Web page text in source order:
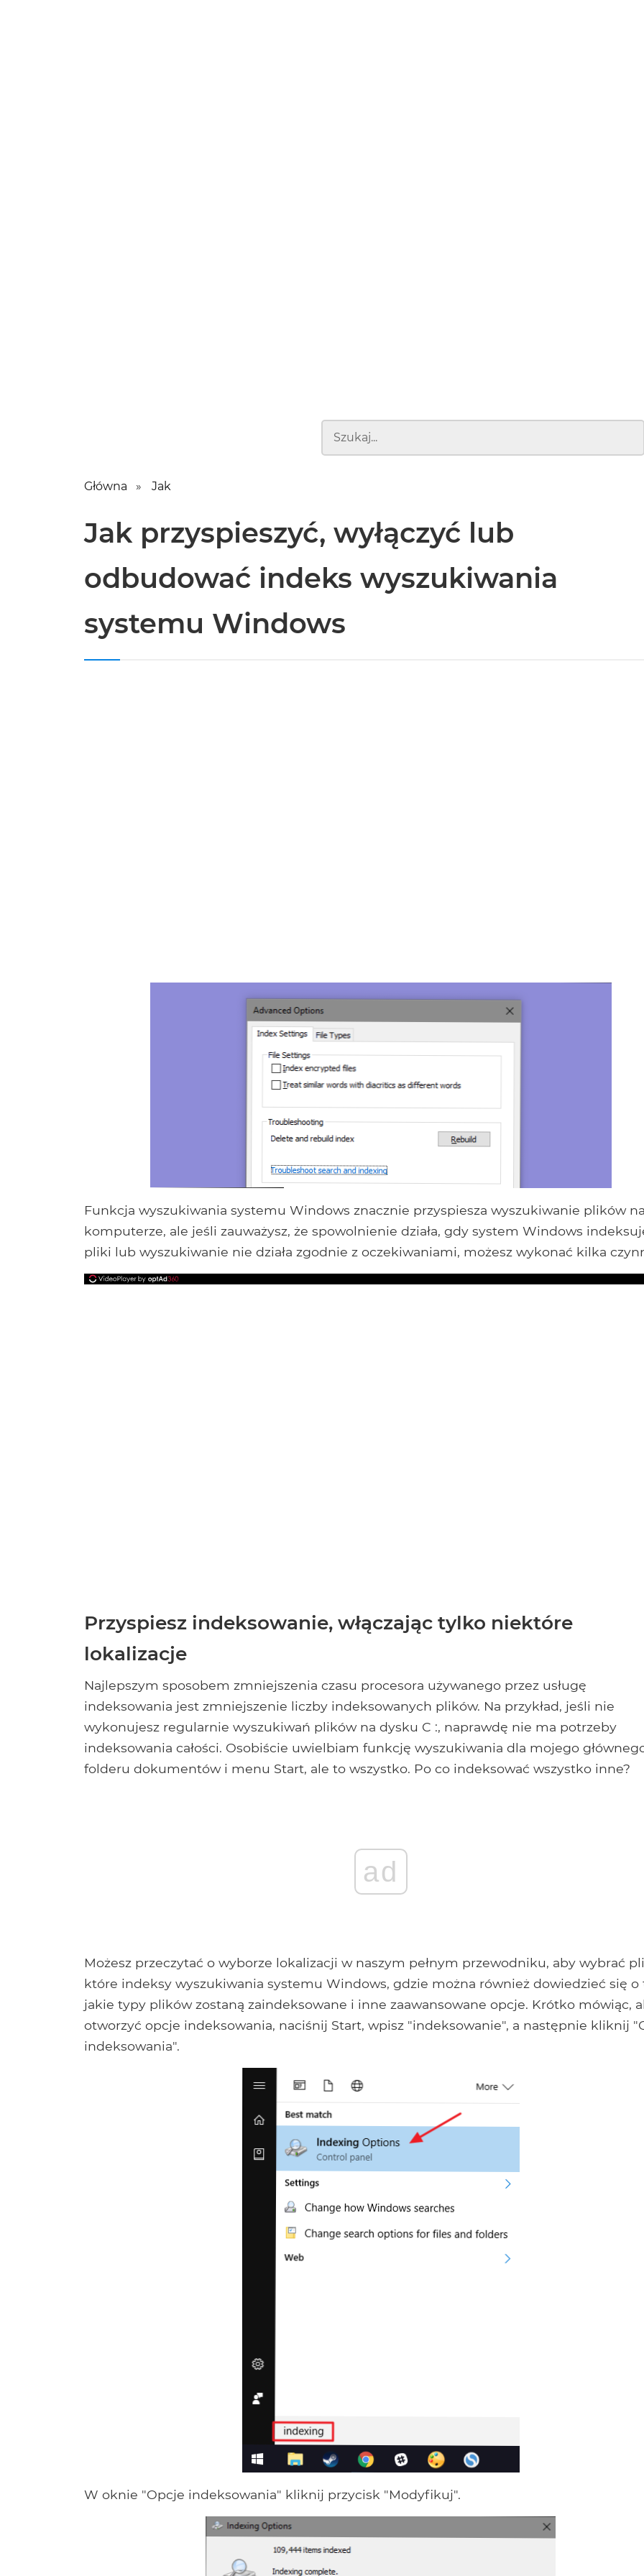
Główna Jak
Jak przyspieszyć, wyłączyć lub
odbudować indeks wyszukiwania
systemu Windows
Funkcja wyszukiwania systemu Windows znacznie przyspiesza wyszukiwanie plików
komputerze, ale jeśli zauważysz, że spowolnienie działa, gdy system Windows
pliki lub wyszukiwanie nie działa zgodnie z oczekiwaniami, możesz wykonać kilka
Przyspiesz indeksowanie, włączając tylko niektóre
lokalizacje
Najlepszym sposobem zmniejszenia czasu procesora używanego przez usługę
indeksowania jest zmniejszenie liczby indeksowanych plików. Na przykład, jeśli nie
wykonujesz regularnie wyszukiwań plików na dysku C :, naprawdę nie ma potrzeby
indeksowania całości. Osobiście uwielbiam funkcję wyszukiwania dla mojego
folderu dokumentów i menu Start, ale to wszystko. Po co indeksować wszystko inne?
ad
Możesz przeczytać o wyborze lokalizacji w naszym pełnym przewodniku, aby wybrać
które indeksy wyszukiwania systemu Windows, gdzie można również dowiedzieć się o
jakie typy plików zostaną zaindeksowane i inne zaawansowane opcje. Krótko mówiąc,
otworzyć opcje indeksowania, naciśnij Start, wpisz "indeksowanie", a następnie kliknij
indeksowania".
W oknie "Opcje indeksowania" kliknij przycisk "Modyfikuj".